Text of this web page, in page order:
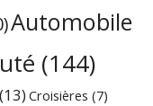
Automobile
(144)
(13) Croisières (7)